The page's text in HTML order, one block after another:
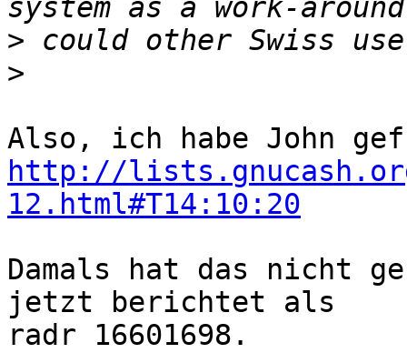
>
>
http://
12.html#T14:10:20
Damals hat das nicht
jetzt berichtet als
radr 16601698.